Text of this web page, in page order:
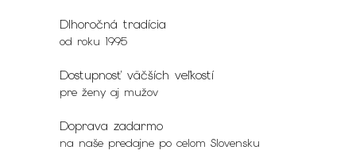
Dlhoročná tradícia
od roku 1995
Dostupnosť väčších veľkostí
pre ženy aj mužov
Doprava zadarmo
na naše predajne po celom Slovensku